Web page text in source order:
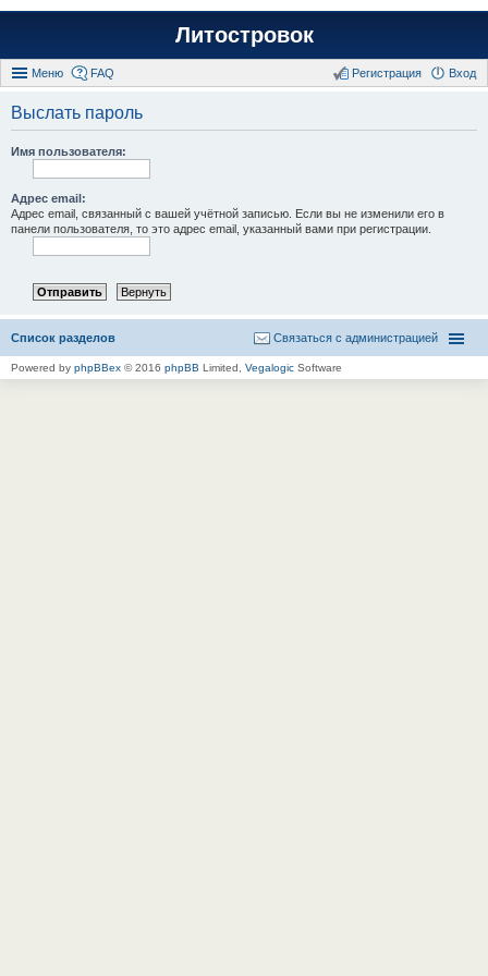
Литостровок
Меню FAQ Вход
Регистрация
Выслать пароль
Имя пользователя:
Адрес email:
Адрес email, связанный с вашей учётной записью. Если вы не изменили его в
панели пользователя, то это адрес email, указанный вами при регистрации.
Список разделов Связаться с администрацией
Powered by phpBBex © 2016 phpBB Limited, Vegalogic Software